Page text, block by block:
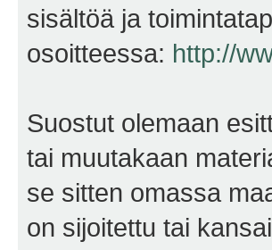
sisältöä ja
osoitteessa: http://
Suostut olemaan
tai muutakaan
se sitten omassa
on sijoitettu tai